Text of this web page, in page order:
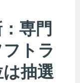
専門
トラ
抽選